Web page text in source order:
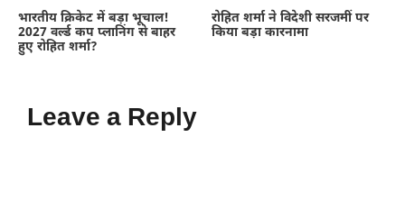
भारतीय क्रिकेट में बड़ा भूचाल!
2027 वर्ल्ड कप प्लानिंग से बाहर
हुए रोहित शर्मा?
रोहित शर्मा ने विदेशी सरजमीं पर
किया बड़ा कारनामा
Leave a Reply